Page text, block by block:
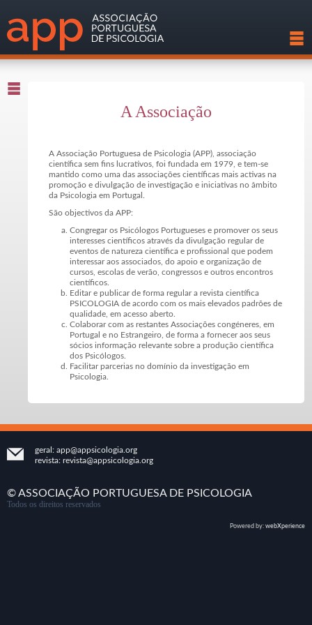
A Associação
A Associação Portuguesa de Psicologia (APP), associação
científica sem fins lucrativos, foi fundada em 1979, e tem-se
mantido como uma das associações científicas mais activas na
promoção e divulgação de investigação e iniciativas no âmbito
da Psicologia em Portugal.
São objectivos da APP:
Congregar os Psicólogos Portugueses e promover os seus
interesses científicos através da divulgação regular de
eventos de natureza científica e profissional que podem
interessar aos associados, do apoio e organização de
cursos, escolas de verão, congressos e outros encontros
científicos.
Editar e publicar de forma regular a revista científica
PSICOLOGIA de acordo com os mais elevados padrões de
qualidade, em acesso aberto.
Colaborar com as restantes Associações congéneres, em
Portugal e no Estrangeiro, de forma a fornecer aos seus
sócios informação relevante sobre a produção científica
dos Psicólogos.
Facilitar parcerias no domínio da investigação em
Psicologia.
geral: app@appsicologia.org
revista: revista@appsicologia.org
© ASSOCIAÇÃO PORTUGUESA DE PSICOLOGIA
Todos os direitos reservados
Powered by: webXperience